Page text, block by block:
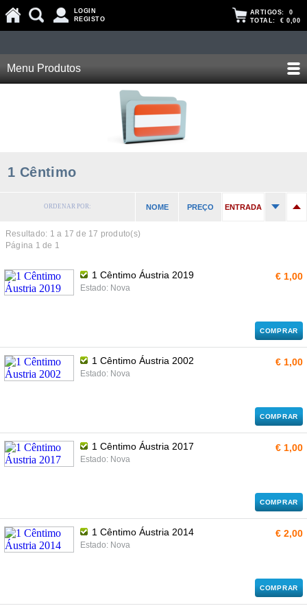
LOGIN
REGISTO
ARTIGOS: 0
TOTAL: € 0,00
Menu Produtos
1 Cêntimo
ORDENAR POR: NOME PREÇO ENTRADA
Resultado: 1 a 17 de 17 produto(s)
Página 1 de 1
1 Cêntimo Áustria 2019
Estado: Nova
€ 1,00
COMPRAR
1 Cêntimo Áustria 2002
Estado: Nova
€ 1,00
COMPRAR
1 Cêntimo Áustria 2017
Estado: Nova
€ 1,00
COMPRAR
1 Cêntimo Áustria 2014
Estado: Nova
€ 2,00
COMPRAR